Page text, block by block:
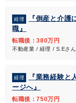
経理
『倒産と介
職』
転職後：380万円
不動産業 / 経理 / S.Eさ
経理
『業務経験
ージへ』
転職後：750万円